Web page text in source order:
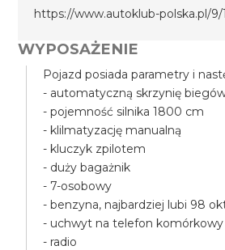
https://www.autoklub-polska.pl/9/
WYPOSAŻENIE
Pojazd posiada parametry i
- automatyczną skrzynię
- pojemność silnika 1800 cm
- klilmatyzację manualną
- kluczyk zpilotem
- duży bagażnik
- 7-osobowy
- benzyna, najbardziej lubi 98
- uchwyt na telefon komórkowy
- radio